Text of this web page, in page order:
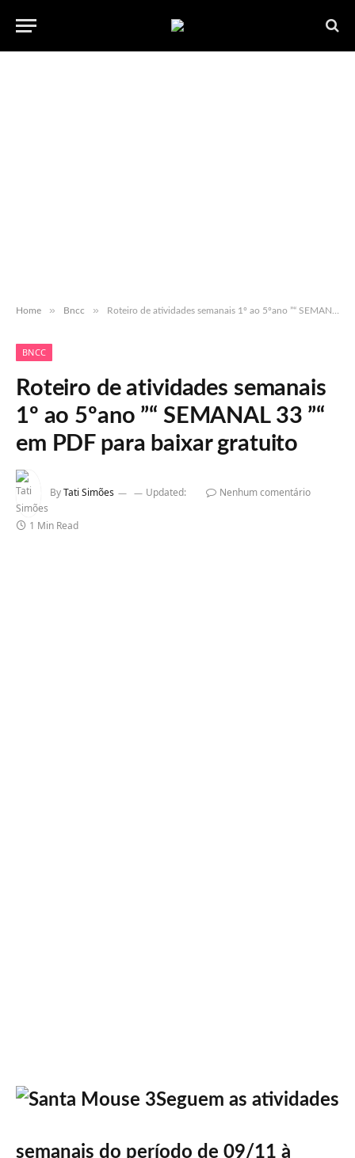
Home » Bncc » Roteiro de atividades semanais 1º ao 5ºano ”“ SEMANAL 33 ”“ em PDF para baixar gratuito
BNCC
Roteiro de atividades semanais
1º ao 5ºano ”“ SEMANAL 33 ”“
em PDF para baixar gratuito
ByTati Simões Updated: Nenhum comentário
1 Min Read
Seguem as atividades
semanais do período de 09/11 à